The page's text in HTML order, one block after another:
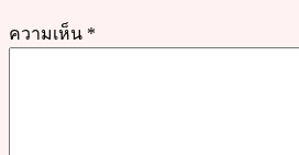
ความเห็น *